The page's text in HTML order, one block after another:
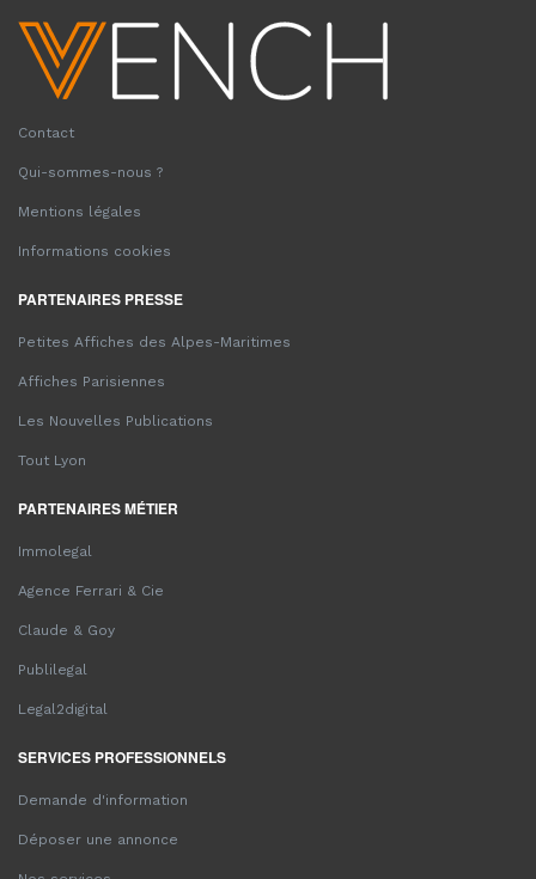
Contact
Qui-sommes-nous ?
Mentions légales
Informations cookies
PARTENAIRES PRESSE
Petites Affiches des Alpes-Maritimes
Affiches Parisiennes
Les Nouvelles Publications
Tout Lyon
PARTENAIRES MÉTIER
Immolegal
Agence Ferrari & Cie
Claude & Goy
Publilegal
Legal2digital
SERVICES PROFESSIONNELS
Demande d'information
Déposer une annonce